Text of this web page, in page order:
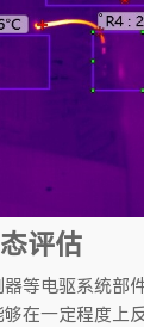
评估
等电驱系统部
在一定程度上